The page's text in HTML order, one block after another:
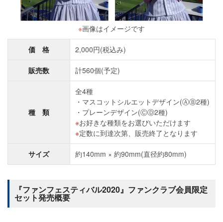
※画像はイメージです
価 格 2,000円(税込み)
販売数 計560個(予定)
種 類
全4種
マスコットシルエットデザイン(ⒶⒷ2種)
プレーンデザイン(ⒸⒹ2種)
お好きな種類をお選びいただけます
定数に到達次第、販売終了となります
サイズ 約140mm × 約90mm(直径約80mm)
『ファンフェスティバル2020』ファンクラブ会員限定
セット発売概要